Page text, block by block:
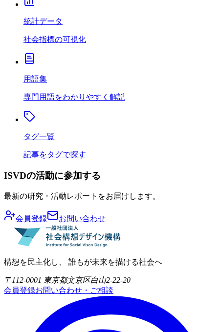
統計データ
社会指標の可視化
用語集
専門用語をわかりやすく解説
タグ一覧
記事をタグで探す
ISVDの活動に参加する
最新の研究・活動レポートをお届けします。
会員登録 お問い合わせ
構想を民主化し、 誰もが未来を描ける社会へ
〒112-0001 東京都文京区白山2-22-20
会員登録お問い合わせ・ご相談